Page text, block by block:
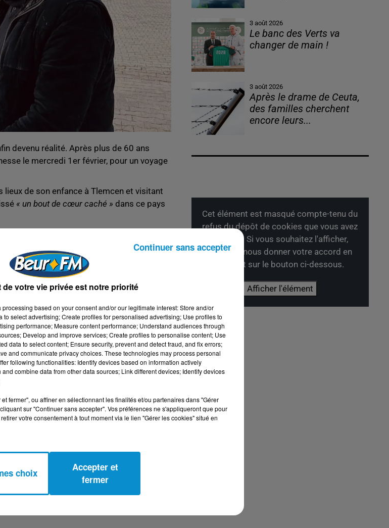
devenu réalité. Après plus de 60 ans
le mercredi 1er février, pour un voyage
de son enfance à Tlemcen et visitant
« un bout de cœur caché » dans ce pays
son désir de se reconnecter avec l'Algérie,
de sa mère, Augusta, il est
L'opportunité de ce retour lui a été
».
une photo en compagnie de sa mère le
:« Je reviens, comme on s’était promis,
l’homme, plus heureux que jamais, en train
3 août 2026
Le banc des Verts va
changer de main !
3 août 2026
Après le drame de Ceuta,
des familles cherchent
encore leurs...
Cet élément est masqué compte-tenu du
refus du dépôt de cookies que vous avez
exprimé. Si vous souhaitez l'afficher,
merci de nous donner votre accord en
cliquant sur le bouton ci-dessous.
Afficher l'élément
de votre vie privée est notre priorité
based on your consent and/or our legitimate interest: Store and/or
select advertising; Create profiles for personalised advertising; Use profiles to
performance; Measure content performance; Understand audiences through
Develop and improve services; Create profiles to personalise content; Use
data to select content; Ensure security, prevent and detect fraud, and fix errors;
and communicate privacy choices. These technologies may process personal
following functionalities: Identify devices based on information actively
combine data from other data sources; Link different devices; Identify devices
fermer", ou affiner en sélectionnant les finalités et/ou partenaires dans "Gérer
sur "Continuer sans accepter". Vos préférences ne s'appliqueront que pour
votre consentement à tout moment via le lien "Gérer les cookies" situé en
choix
Accepter et
fermer
Continuer sans accepter